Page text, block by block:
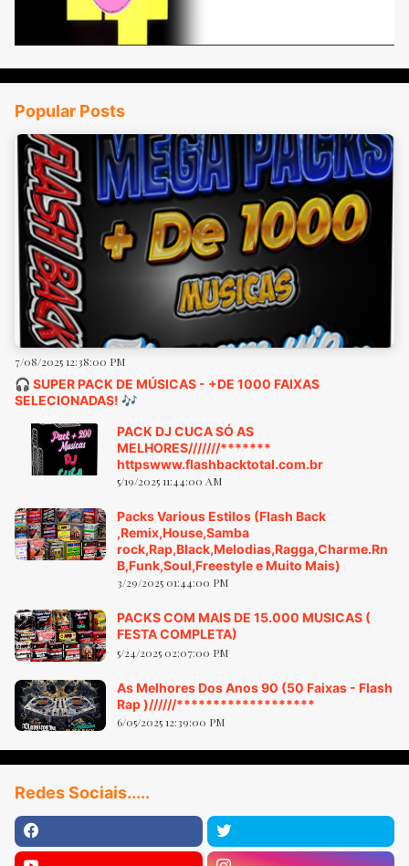
Popular Posts
🎧 SUPER PACK DE MÚSICAS - +DE 1000 FAIXAS
SELECIONADAS! 🎶
7/08/2025 12:38:00 PM
PACK DJ CUCA SÓ AS
MELHORES///////*******
httpswww.flashbacktotal.com.br
5/19/2025 11:44:00 AM
Packs Various Estilos (Flash Back
,Remix,House,Samba
rock,Rap,Black,Melodias,Ragga,Charme.Rn
B,Funk,Soul,Freestyle e Muito Mais)
3/29/2025 01:44:00 PM
PACKS COM MAIS DE 15.000 MUSICAS (
FESTA COMPLETA)
5/24/2025 02:07:00 PM
As Melhores Dos Anos 90 (50 Faixas - Flash
Rap )//////*******************
6/05/2025 12:39:00 PM
Redes Sociais.....